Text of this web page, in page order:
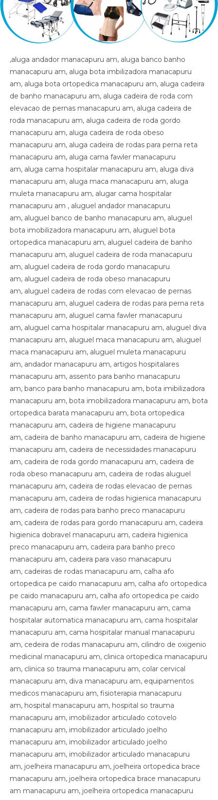
,aluga andador manacapuru am, aluga banco banho manacapuru am, aluga bota imbilizadora manacapuru am, aluga bota ortopedica manacapuru am, aluga cadeira de banho manacapuru am, aluga cadeira de roda com elevacao de pernas manacapuru am, aluga cadeira de roda manacapuru am, aluga cadeira de roda gordo manacapuru am, aluga cadeira de roda obeso manacapuru am, aluga cadeira de rodas para perna reta manacapuru am, aluga cama fawler manacapuru am, aluga cama hospitalar manacapuru am, aluga diva manacapuru am, aluga maca manacapuru am, aluga muleta manacapuru am, alugar cama hospitalar manacapuru am , aluguel andador manacapuru am, aluguel banco de banho manacapuru am, aluguel bota imobilizadora manacapuru am, aluguel bota ortopedica manacapuru am, aluguel cadeira de banho manacapuru am, aluguel cadeira de roda manacapuru am, aluguel cadeira de roda gordo manacapuru am, aluguel cadeira de roda obeso manacapuru am, aluguel cadeira de rodas com elevacao de pernas manacapuru am, aluguel cadeira de rodas para perna reta manacapuru am, aluguel cama fawler manacapuru am, aluguel cama hospitalar manacapuru am, aluguel diva manacapuru am, aluguel maca manacapuru am, aluguel maca manacapuru am, aluguel muleta manacapuru am, andador manacapuru am, artigos hospitalares manacapuru am, assento para banho manacapuru am, banco para banho manacapuru am, bota imibilizadora manacapuru am, bota imobilizadora manacapuru am, bota ortopedica barata manacapuru am, bota ortopedica manacapuru am, cadeira de higiene manacapuru am, cadeira de banho manacapuru am, cadeira de higiene manacapuru am, cadeira de necessidades manacapuru am, cadeira de roda gordo manacapuru am, cadeira de roda obeso manacapuru am, cadeira de rodas aluguel manacapuru am, cadeira de rodas elevacao de pernas manacapuru am, cadeira de rodas higienica manacapuru am, cadeira de rodas para banho preco manacapuru am, cadeira de rodas para gordo manacapuru am, cadeira higienica dobravel manacapuru am, cadeira higienica preco manacapuru am, cadeira para banho preco manacapuru am, cadeira para vaso manacapuru am, cadeiras de rodas manacapuru am, calha afo ortopedica pe caido manacapuru am, calha afo ortopedica pe caido manacapuru am, calha afo ortopedica pe caido manacapuru am, cama fawler manacapuru am, cama hospitalar automatica manacapuru am, cama hospitalar manacapuru am, cama hospitalar manual manacapuru am, cedeira de rodas manacapuru am, cilindro de oxigenio medicinal manacapuru am, clinica ortopedica manacapuru am, clinica so trauma manacapuru am, colar cervical manacapuru am, diva manacapuru am, equipamentos medicos manacapuru am, fisioterapia manacapuru am, hospital manacapuru am, hospital so trauma manacapuru am, imobilizador articulado cotovelo manacapuru am, imobilizador articulado joelho manacapuru am, imobilizador articulado joelho manacapuru am, imobilizador articulado manacapuru am, joelheira manacapuru am, joelheira ortopedica brace manacapuru am, joelheira ortopedica brace manacapuru am manacapuru am, joelheira ortopedica manacapuru am, joelheira ortopedica manacapuru am, joelheira ortopedica manacapuru am, joelheira ortopedica manacapuru am, joelheira ortopedica manacapuru am, locacao andador manacapuru am, locacao banco de banho manacapuru am, locacao bota imobilizadora manacapuru am, locacao bota ortopedica manacapuru am, locacao cadeira de banho manacapuru am, locacao cadeira de roda manacapuru am, locacao cadeira de roda gordo manacapuru am, locacao cadeira de roda obeso manacapuru am, locacao cadeira de rodas elevalcao de pernas manacapuru am, locacao cama fawler manacapuru am, locacao cama hospitalar manacapuru am, locacao de cadeira de rodas manacapuru am, locacao de cadeira de rodas para perna reta manacapuru am, locacao diva manacapuru am, locacao maca manacapuru am, locacao maca manacapuru am, locacao muleta manacapuru am, locadora andador manacapuru am, locadora banco de banho manacapuru am, locadora bota imobilizadora manacapuru am, locadora bota ortopedica manacapuru am, locadora cadeira de banho manacapuru am, locadora cadeira de roda manacapuru am, locadora cadeira de roda gordo manacapuru am, locadora cadeira de roda obeso manacapuru am, locadora cadeira de rodas elevecao de pernas, locadora cadeira de rodas para perna reta manacapuru am, locadora cama fawler manacapuru am, locadora cama hospitalar manacapuru am, locadora diva manacapuru am, locadora maca manacapuru am, locadora maca manacapuru am, locadora muleta manacapuru am, loja bota ortopedica manacapuru am, loja cadeira de banho manacapuru am, loja cadeira de roda manacapuru am, loja cama hospitalar manacapuru am, loja muleta manacapuru am, loja produtos medicos manacapuru am, loja produtos hospitalar manacapuru am, loja produtos hospitalares manacapuru am, loja produtos medicos manacapuru am, loja produtos ortopedicos manacapuru am, loja vende andador manacapuru am, loja vende bota ortopedica manacapuru am, loja vende cadeira de rodas perna reta manacapuru am, loja vende cama fawler manacapuru am, loja vende muleta manacapuru am, loja vende tipoia manacapuru am, maca manacapuru am, material cirurgico manacapuru am, medico ortopedista manacapuru am, muleta barata manacapuru am, muleta manacapuru am, muleta usada manacapuru am, muletas manacapuru am, munhequeira manacapuru am, ortese articulada cotovelo manacapuru am, ortese articulada cotovelo manacapuru am, ortese articulado cotovelo manacapuru am, ortese notuna facite plantar manacapuru am, ortese noturna facite plantar manacapuru am, ortese noturna facite plantar manacapuru am, ortopedia manacapuru am, poltrona hospitalar preco manacapuru am, poltrona reclinavel hospitalar manacapuru am, preco cadeira de banho manacapuru am, preco cama hospitalar manacapuru am, produtos hospitalares manacapuru am, produtos medicos manacapuru am, reabilitacao manacapuru am, sutia cirurgia manacapuru am, sutia ortopedico manacapuru am, sutia ortopedico manacapuru am, sutia pos operatorio manacapuru am, sutia pos operatorio manacapuru am, tala manacapuru am, talas manacapuru am, tipoia manacapuru am, venda muleta manacapuru am, vende cadeira de banho manacapuru am, vende maca manacapuru am, vende muleta manacapuru am, vende produtos hospitalares manacapuru am, vende produtos medicos manacapuru am, ,aluga andador manacapuru am, aluga banco banho manacapuru am, aluga bota imbilizadora manacapuru am, aluga bota ortopedica manacapuru am, aluga cadeira de banho manacapuru am, aluga cadeira de roda com elevacao de pernas manacapuru am, aluga cadeira de roda manacapuru am, aluga cadeira de roda gordo manacapuru am, aluga cadeira de roda obeso manacapuru am, aluga cadeira de rodas para perna reta manacapuru am, aluga cama fawler manacapuru am, aluga cama hospitalar manacapuru am, aluga diva manacapuru am, aluga maca manacapuru am, aluga muleta manacapuru am, alugar cama hospitalar manacapuru am , aluguel andador manacapuru am, aluguel banco de banho manacapuru am, aluguel bota imobilizadora manacapuru am, aluguel bota ortopedica manacapuru am, aluguel cadeira de banho manacapuru am, aluguel cadeira de roda manacapuru am, aluguel cadeira de roda gordo manacapuru am, aluguel cadeira de roda obeso manacapuru am, aluguel cadeira de rodas com elevacao de pernas manacapuru am, aluguel cadeira de rodas para perna reta manacapuru am, aluguel cama fawler manacapuru am, aluguel cama hospitalar manacapuru am, aluguel diva manacapuru am, aluguel maca manacapuru am, aluguel maca manacapuru am, aluguel muleta manacapuru am, andador manacapuru am, artigos hospitalares manacapuru am, assento para banho manacapuru am, banco para banho manacapuru am, bota imibilizadora manacapuru am, bota imobilizadora manacapuru am, bota ortopedica barata manacapuru am, bota ortopedica manacapuru am, cadeira de higiene manacapuru am, cadeira de banho manacapuru am, cadeira de higiene manacapuru am, cadeira de necessidades manacapuru am, cadeira de roda gordo manacapuru am, cadeira de roda obeso manacapuru am, cadeira de rodas aluguel manacapuru am, cadeira de rodas elevacao de pernas manacapuru am, cadeira de rodas higienica manacapuru am, cadeira de rodas para banho preco manacapuru am, cadeira de rodas para gordo manacapuru am, cadeira higienica dobravel manacapuru am, cadeira higienica preco manacapuru am, cadeira para banho preco manacapuru am, cadeira para vaso manacapuru am, cadeiras de rodas manacapuru am, calha afo ortopedica pe caido manacapuru am, calha afo ortopedica pe caido manacapuru am, calha afo ortopedica pe caido manacapuru am, cama fawler manacapuru am, cama hospitalar automatica manacapuru am, cama hospitalar manacapuru am, cama hospitalar manual manacapuru am, cedeira de rodas manacapuru am, cilindro de oxigenio medicinal manacapuru am, clinica ortopedica manacapuru am, clinica so trauma manacapuru am, colar cervical manacapuru am, diva manacapuru am, equipamentos medicos manacapuru am, fisioterapia manacapuru am, hospital manacapuru am, hospital so trauma manacapuru am, imobilizador articulado cotovelo manacapuru am, imobilizador articulado joelho manacapuru am, imobilizador articulado joelho manacapuru am, imobilizador articulado manacapuru am, joelheira manacapuru am, joelheira ortopedica brace manacapuru am, joelheira ortopedica brace manacapuru am manacapuru am, joelheira ortopedica manacapuru am, joelheira ortopedica manacapuru am, joelheira ortopedica manacapuru am, joelheira ortopedica manacapuru am, joelheira ortopedica manacapuru am, locacao andador manacapuru am, locacao banco de banho manacapuru am, locacao bota imobilizadora manacapuru am, locacao bota ortopedica manacapuru am, locacao cadeira de banho manacapuru am, locacao cadeira de roda manacapuru am, locacao cadeira de roda gordo manacapuru am, locacao cadeira de roda obeso manacapuru am, locacao cadeira de rodas elevalcao de pernas manacapuru am, locacao cama fawler manacapuru am, locacao cama hospitalar manacapuru am, locacao de cadeira de rodas manacapuru am, locacao de cadeira de rodas para perna re